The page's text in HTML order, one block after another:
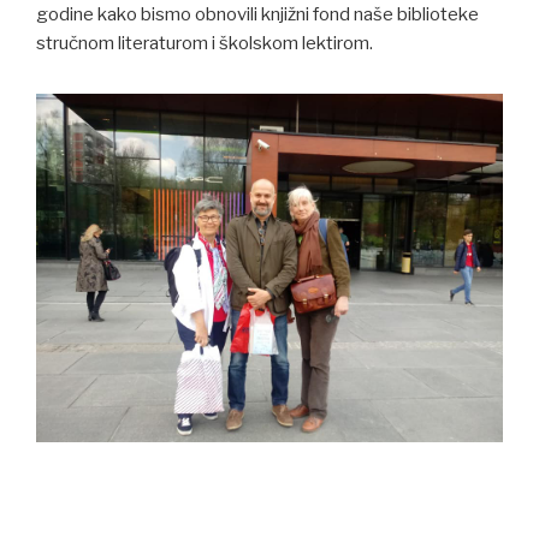
godine kako bismo obnovili knjižni fond naše biblioteke
stručnom literaturom i školskom lektirom.